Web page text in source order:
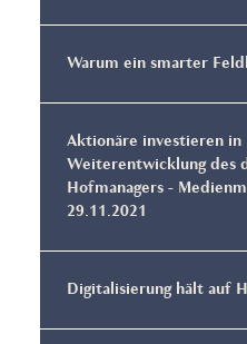
Warum ein smarter
Aktionäre investieren in
Weiterentwicklung des
Hofmanagers -
29.11.2021
Digitalisierung hält auf